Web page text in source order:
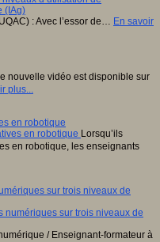
: Avec l’essor de… En savoir
nouvelle vidéo est disponible sur
plus...
en robotique
Lorsqu’ils
en robotique, les enseignants
sur trois niveaux de
/ Enseignant-formateur à